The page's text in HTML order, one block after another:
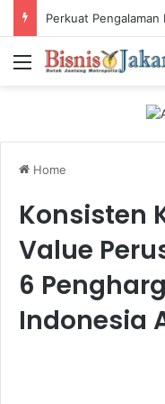
Menu
Home
Konsisten
Value
6
Indonesia